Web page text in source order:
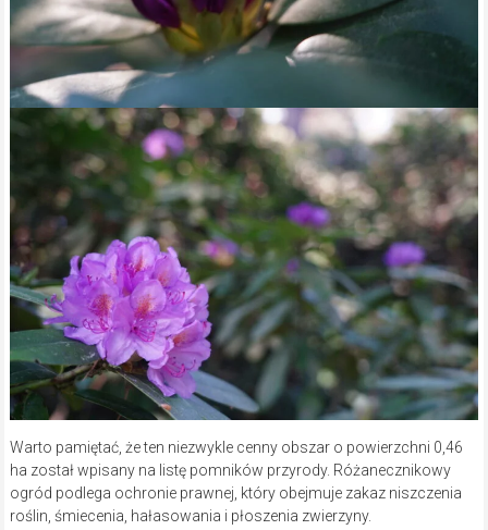
Warto pamiętać, że ten niezwykle cenny obszar o powierzchni 0,46
ha został wpisany na listę pomników przyrody. Różanecznikowy
ogród podlega ochronie prawnej, który obejmuje zakaz niszczenia
roślin, śmiecenia, hałasowania i płoszenia zwierzyny.